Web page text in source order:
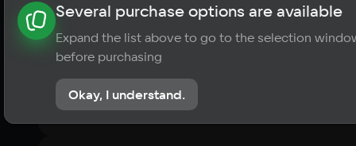
About the game News Requirements
? Player ratings
No reviews
Several purchase options are available
Expand the list above to go to the selection
before purchasing
Okay, I understand.